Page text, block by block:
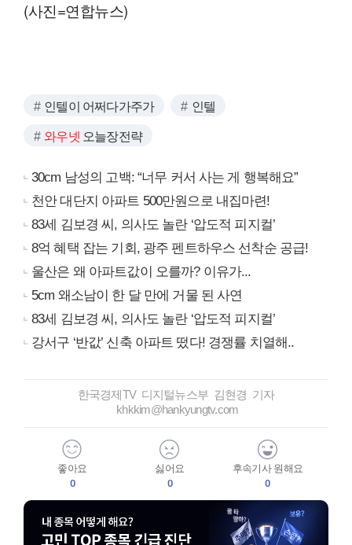
(사진=연합뉴스)
인텔이 어쩌다가주가 인텔
와우넷 오늘장전략
30cm 남성의 고백: “너무 커서 사는 게 행복해요”
천안 대단지 아파트 500만원으로 내집마련!
83세 김보경 씨, 의사도 놀란 ‘압도적 피지컬’
8억 혜택 잡는 기회, 광주 펜트하우스 선착순 공급!
울산은 왜 아파트값이 오를까? 이유가...
5cm 왜소남이 한 달 만에 거물 된 사연
83세 김보경 씨, 의사도 놀란 ‘압도적 피지컬’
강서구 ‘반값’ 신축 아파트 떴다! 경쟁률 치열해..
한국경제TV 디지털뉴스부 김현경 기자
khkkim@hankyungtv.com
좋아요
0
싫어요
0
후속기사 원해요
0